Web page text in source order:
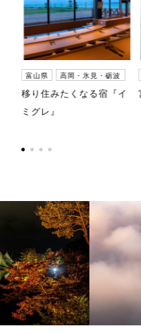
富山県 高岡・氷見・砺波
移り住みたくなる宿『イ
ミグレ』